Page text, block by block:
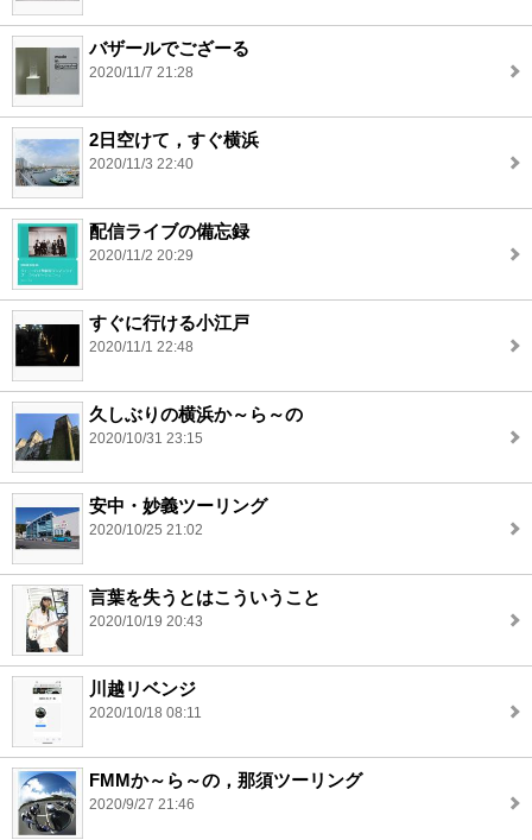
バザールでござーる
2020/11/7 21:28
2日空けて，すぐ横浜
2020/11/3 22:40
配信ライブの備忘録
2020/11/2 20:29
すぐに行ける小江戸
2020/11/1 22:48
久しぶりの横浜か～ら～の
2020/10/31 23:15
安中・妙義ツーリング
2020/10/25 21:02
言葉を失うとはこういうこと
2020/10/19 20:43
川越リベンジ
2020/10/18 08:11
FMMか～ら～の，那須ツーリング
2020/9/27 21:46